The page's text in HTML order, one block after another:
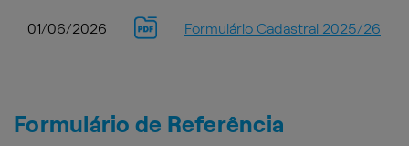
01/06/2026 Formulário Cadastral 2025/26
Formulário de Referência